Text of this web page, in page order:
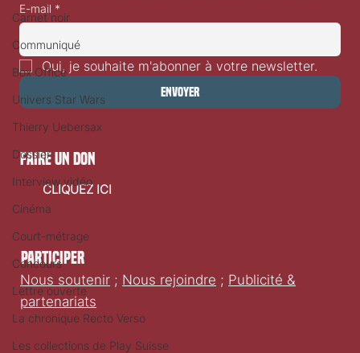
Carnet noir
Communiqué
Box Office
Univers Star Wars
Thierry Uebersax
Dossier
Interview vidéo
Cinéma
Court-métrage
Concours
Lettre ouverte
La chronique Recto Verso
Les collections de Play Suisse
E-mail *
Oui, je souhaite m'abonner à votre newsletter.
Envoyer
Participer
Nous soutenir ; Nous rejoindre ; Publicité &
partenariats
faire un don
CLIQUEZ ICI